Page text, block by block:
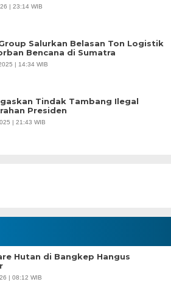
| 23:14 WIB
Salurkan Belasan Ton Logistik
Bencana di Sumatra
| 14:34 WIB
Tindak Tambang Ilegal
Presiden
| 21:43 WIB
Hutan di Bangkep Hangus
| 08:12 WIB